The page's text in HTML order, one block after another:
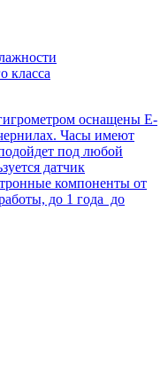
класса
оснащены E-
Часы имеют
под любой
датчик
компоненты от
до 1 года до